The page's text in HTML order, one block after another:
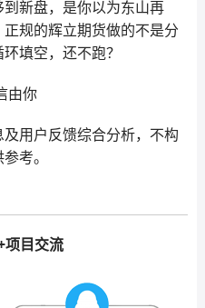
新盘，是你以为东山再
规的辉立期货做的不是分
填空，还不跑？
由你
用户反馈综合分析，不构
考。
项目交流